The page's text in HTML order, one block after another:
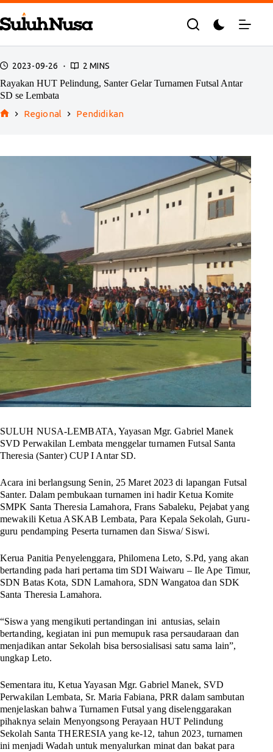
Skip
to
content
2023-09-26 2 MINS
Rayakan HUT Pelindung, Santer Gelar Turnamen Futsal Antar
SD se Lembata
Regional Pendidikan
SULUH NUSA-LEMBATA,Yayasan Mgr. Gabriel Manek
SVD Perwakilan Lembata menggelar turnamen Futsal Santa
Theresia (Santer) CUP I Antar SD.
Acara ini berlangsung Senin, 25 Maret 2023 di lapangan Futsal
Santer. Dalam pembukaan turnamen ini hadir Ketua Komite
SMPK Santa Theresia Lamahora, Frans Sabaleku, Pejabat yang
mewakili Ketua ASKAB Lembata, Para Kepala Sekolah, Guru-
guru pendamping Peserta turnamen dan Siswa/ Siswi.
Kerua Panitia Penyelenggara, Philomena Leto, S.Pd, yang akan
bertanding pada hari pertama tim SDI Waiwaru – Ile Ape Timur,
SDN Batas Kota, SDN Lamahora, SDN Wangatoa dan SDK
Santa Theresia Lamahora.
“Siswa yang mengikuti pertandingan ini antusias, selain
bertanding, kegiatan ini pun memupuk rasa persaudaraan dan
menjadikan antar Sekolah bisa bersosialisasi satu sama lain”,
ungkap Leto.
Sementara itu, Ketua Yayasan Mgr. Gabriel Manek, SVD
Perwakilan Lembata, Sr. Maria Fabiana, PRR dalam sambutan
menjelaskan bahwa Turnamen Futsal yang diselenggarakan
pihaknya selain Menyongsong Perayaan HUT Pelindung
Sekolah Santa THERESIA yang ke-12, tahun 2023, turnamen
ini menjadi Wadah untuk menyalurkan minat dan bakat para